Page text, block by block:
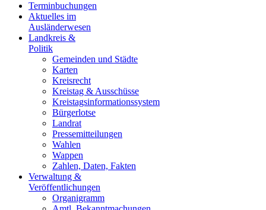
Terminbuchungen
Aktuelles im
Ausländerwesen
Landkreis &
Politik
Gemeinden und Städte
Karten
Kreisrecht
Kreistag & Ausschüsse
Kreistagsinformationssystem
Bürgerlotse
Landrat
Pressemitteilungen
Wahlen
Wappen
Zahlen, Daten, Fakten
Verwaltung &
Veröffentlichungen
Organigramm